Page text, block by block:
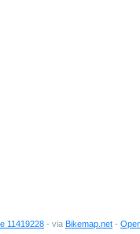
11419228 - via Bikemap.net -